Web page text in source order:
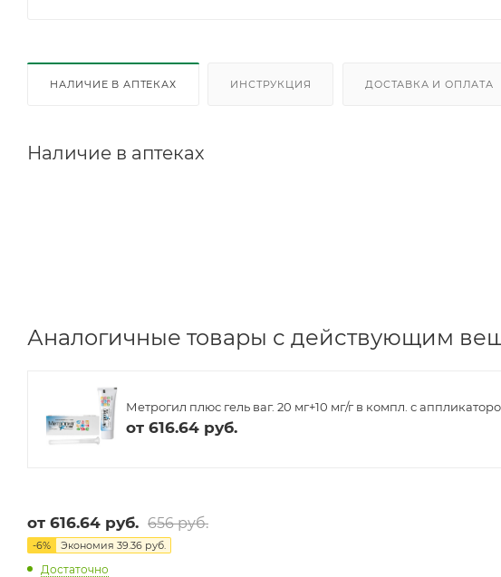
НАЛИЧИЕ В АПТЕКАХ ИНСТРУКЦИЯ ДОСТАВКА И ОПЛАТА
Наличие в аптеках
Аналогичные товары с действующим
Метрогил плюс гель ваг. 20 мг+10 мг/г в компл. с
от 616.64 руб.
от 616.64 руб. 656 руб.
-6% Экономия 39.36 руб.
Достаточно